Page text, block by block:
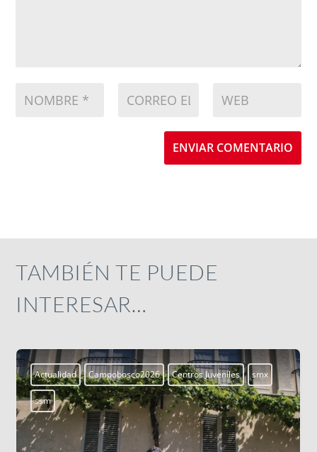
ENVIAR COMENTARIO
TAMBIÉN TE PUEDE
INTERESAR…
Actualidad Campobosco2026 Centros Juveniles smx
ssm